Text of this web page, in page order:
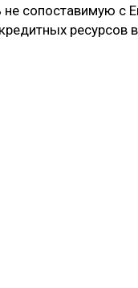
не сопоставимую с
ресурсов